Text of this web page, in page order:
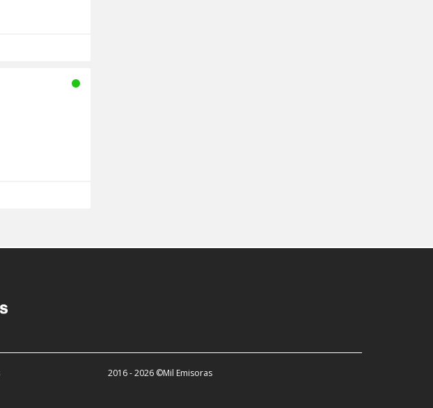
2016 - 2026 ©Mil Emisoras